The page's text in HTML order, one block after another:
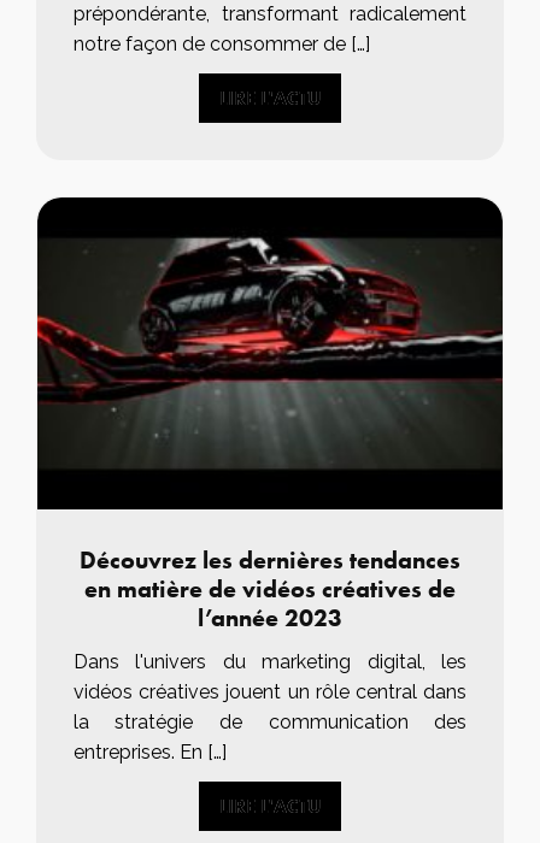
prépondérante, transformant radicalement
notre façon de consommer de […]
LIRE L'ACTU
LIRE L'ACTU
Découvrez les dernières tendances
en matière de vidéos créatives de
l’année 2023
Dans l'univers du marketing digital, les
vidéos créatives jouent un rôle central dans
la stratégie de communication des
entreprises. En […]
LIRE L'ACTU
LIRE L'ACTU